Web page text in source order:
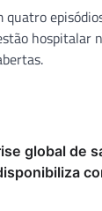
quatro
hospitalar
global de